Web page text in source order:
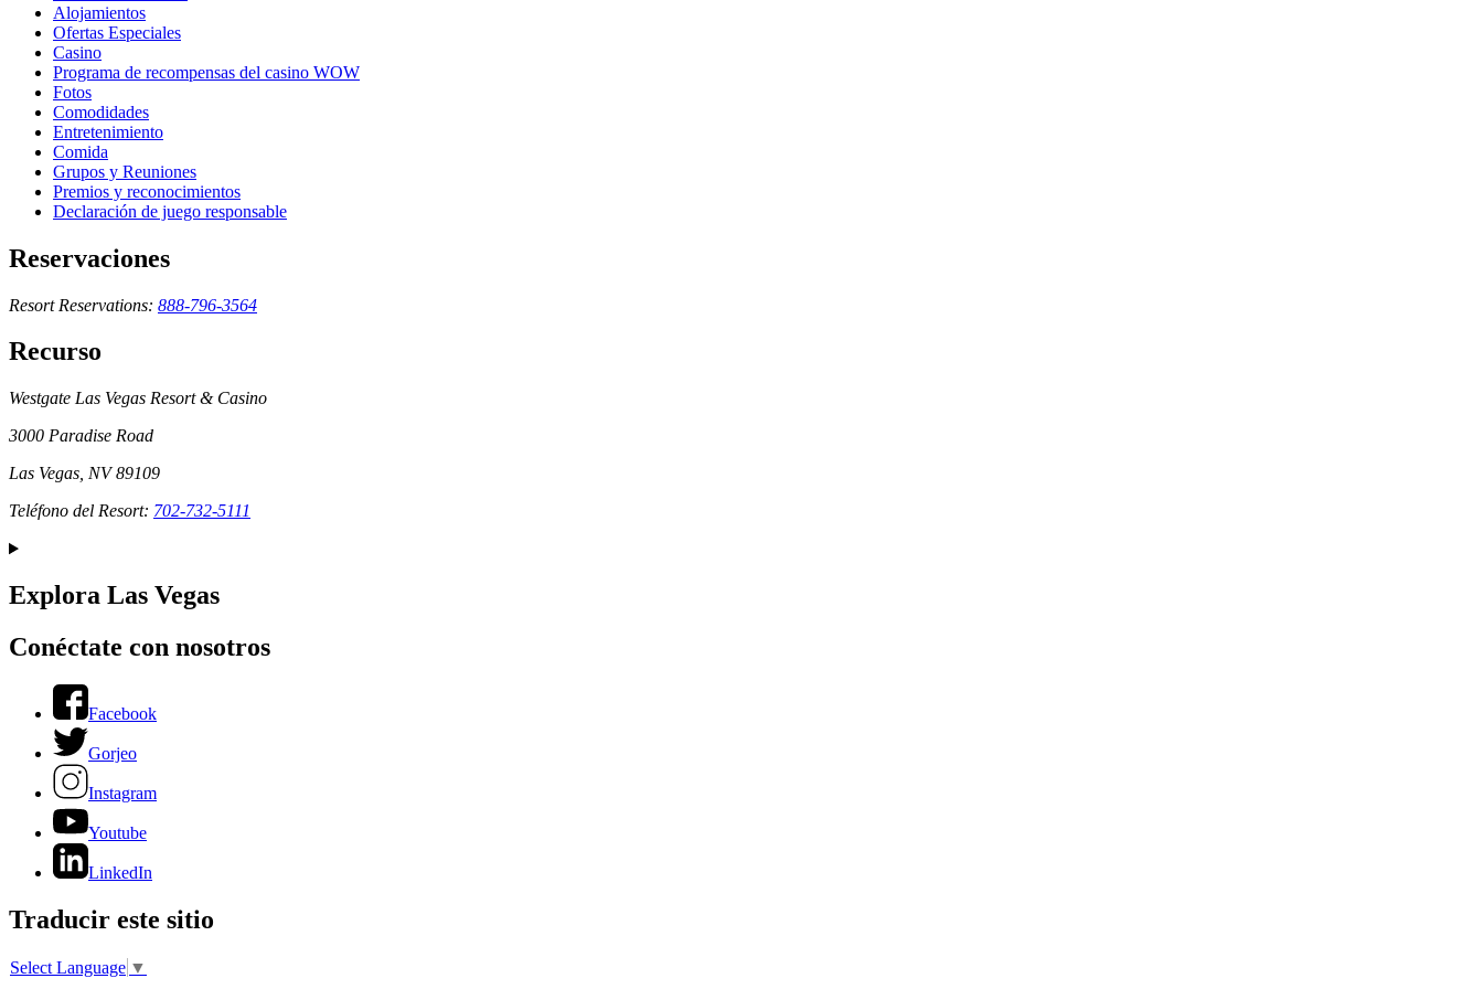
Alojamientos
Ofertas Especiales
Casino
Programa de recompensas del casino WOW
Fotos
Comodidades
Entretenimiento
Comida
Grupos y Reuniones
Premios y reconocimientos
Declaración de juego responsable
Reservaciones
Resort Reservations: 888-796-3564
Recurso
Westgate Las Vegas Resort & Casino
3000 Paradise Road
Las Vegas, NV 89109
Teléfono del Resort: 702-732-5111
Explora Las Vegas
Conéctate con nosotros
Facebook
Gorjeo
Instagram
Youtube
LinkedIn
Traducir este sitio
Select Language ▼